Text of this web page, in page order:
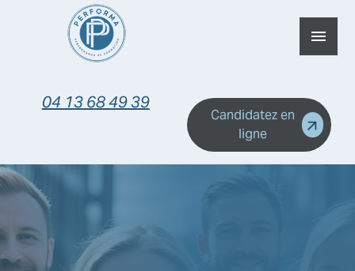
menu
04 13 68 49 39
Candidatez en
ligne
Panneau de gestion des cookies